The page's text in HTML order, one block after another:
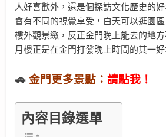
人好喜歡外，還是個探訪文化歷史的
會有不同的視覺享受，白天可以逛園
樓外觀景緻，反正金門晚上能去的地
月樓正是在金門打發晚上時間的其一好
🚗 金門更多景點： 請點我！
內容目錄選單